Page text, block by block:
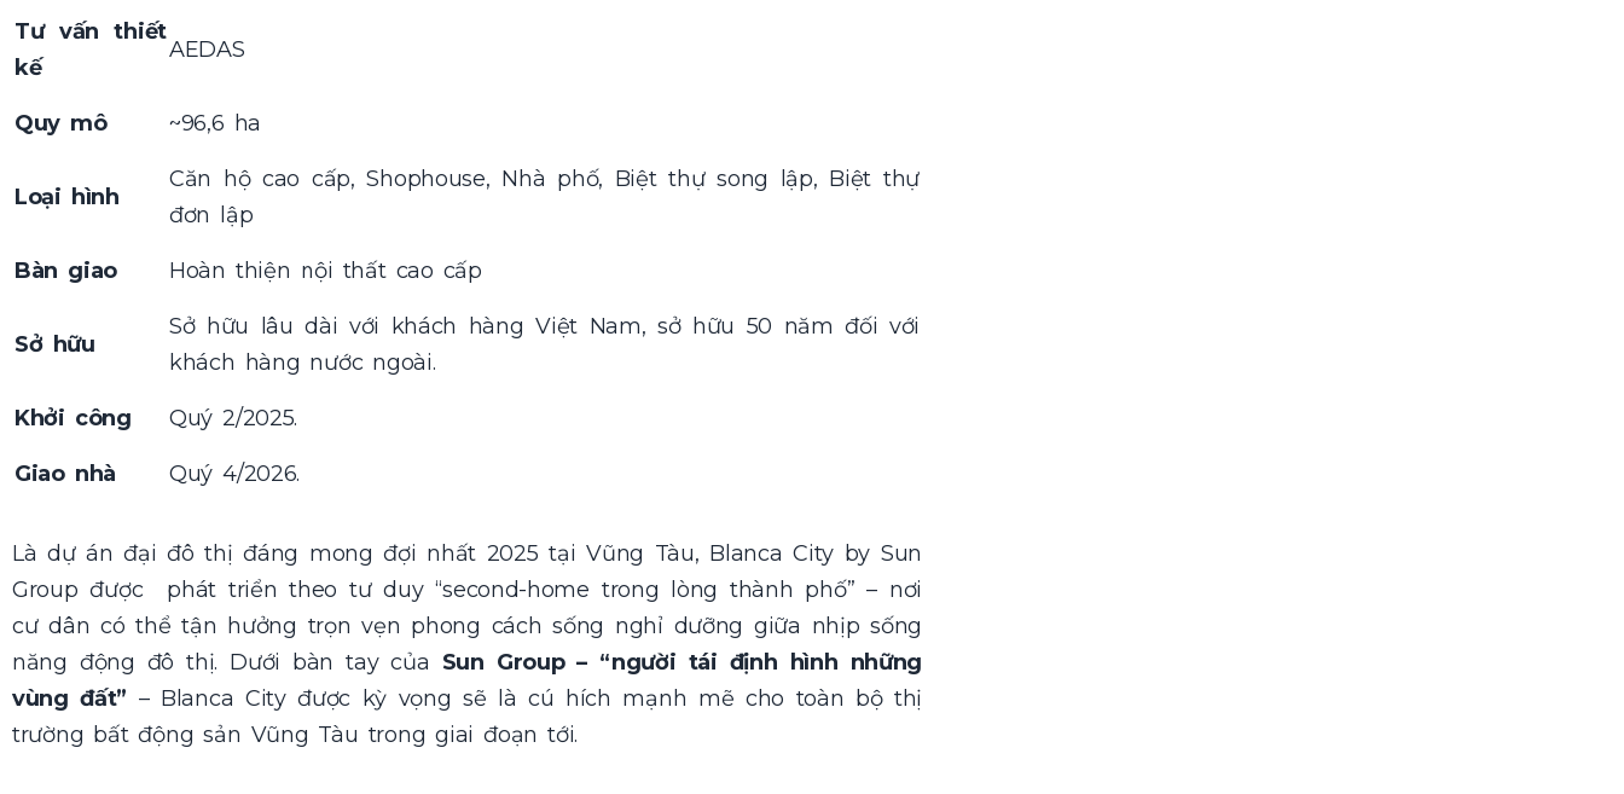
Tư vấn thiết
kế
AEDAS
Quy mô ~96,6 ha
Loại hình
Căn hộ cao cấp, Shophouse, Nhà phố, Biệt thự song lập, Biệt thự
đơn lập
Bàn giao Hoàn thiện nội thất cao cấp
Sở hữu
Sở hữu lâu dài với khách hàng Việt Nam, sở hữu 50 năm đối với
khách hàng nước ngoài.
Khởi công Quý 2/2025.
Giao nhà Quý 4/2026.
Là dự án đại đô thị đáng mong đợi nhất 2025 tại Vũng Tàu, Blanca City by Sun
Group được phát triển theo tư duy “second-home trong lòng thành phố” – nơi
cư dân có thể tận hưởng trọn vẹn phong cách sống nghỉ dưỡng giữa nhịp sống
năng động đô thị. Dưới bàn tay của Sun Group – “người tái định hình những
vùng đất” – Blanca City được kỳ vọng sẽ là cú hích mạnh mẽ cho toàn bộ thị
trường bất động sản Vũng Tàu trong giai đoạn tới.